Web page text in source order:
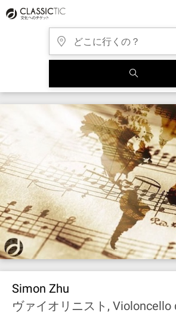
Simon Zhu
ヴァイオリニスト, Violoncello